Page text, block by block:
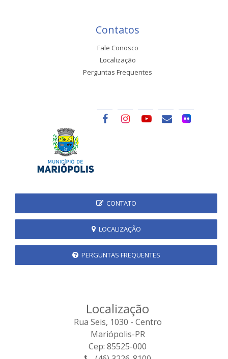
Contatos
Fale Conosco
Localização
Perguntas Frequentes
CONTATO
LOCALIZAÇÃO
PERGUNTAS FREQUENTES
Localização
Rua Seis, 1030 - Centro
Mariópolis-PR
Cep: 85525-000